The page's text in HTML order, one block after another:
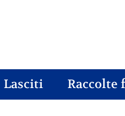
Lasciti Raccolte